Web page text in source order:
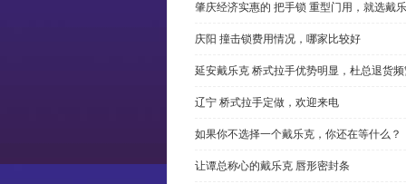
肇庆经济实惠的 把手锁 重型门用，就选戴
庆阳 撞击锁费用情况，哪家比较好
延安戴乐克 桥式拉手优势明显，杜总退货
辽宁 桥式拉手定做，欢迎来电
如果你不选择一个戴乐克，你还在等什么？
让谭总称心的戴乐克 唇形密封条